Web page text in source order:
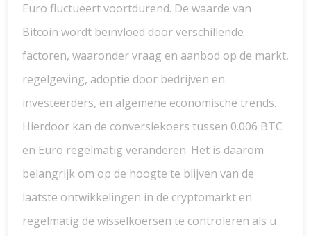
Euro fluctueert voortdurend. De waarde van
Bitcoin wordt beïnvloed door verschillende
factoren, waaronder vraag en aanbod op de markt,
regelgeving, adoptie door bedrijven en
investeerders, en algemene economische trends.
Hierdoor kan de conversiekoers tussen 0.006 BTC
en Euro regelmatig veranderen. Het is daarom
belangrijk om op de hoogte te blijven van de
laatste ontwikkelingen in de cryptomarkt en
regelmatig de wisselkoersen te controleren als u